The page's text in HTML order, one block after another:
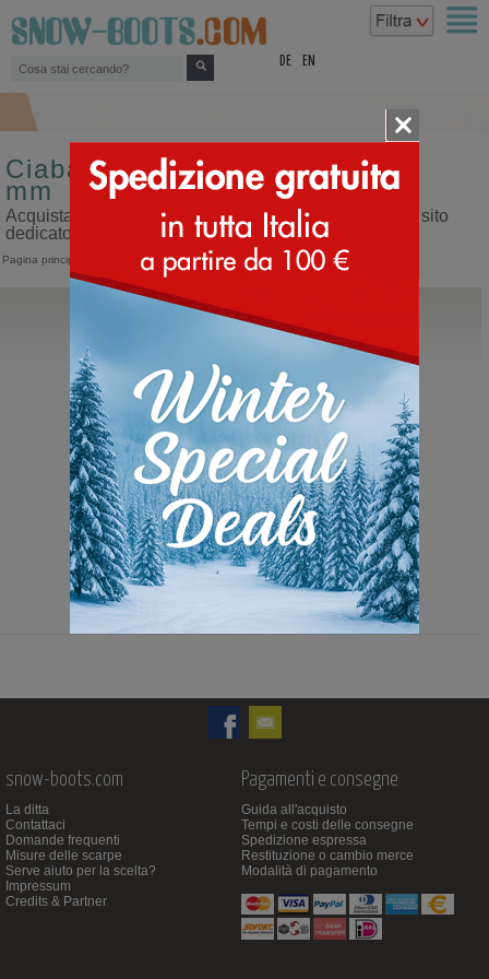
DE EN
Ciabatte da bambino tacco 10
mm
Acquista ciabatte da bambino tacco 10 mm sul nostro sito
dedicato ai doposci
Pagina principale Bambino> Ciabatte
MOU
Eskimo Infant
119,00 Euro 59,90 Euro
snow-boots.com
La ditta
Contattaci
Domande frequenti
Misure delle scarpe
Serve aiuto per la scelta?
Impressum
Credits & Partner
Pagamenti e consegne
Guida all'acquisto
Tempi e costi delle consegne
Spedizione espressa
Restituzione o cambio merce
Modalità di pagamento